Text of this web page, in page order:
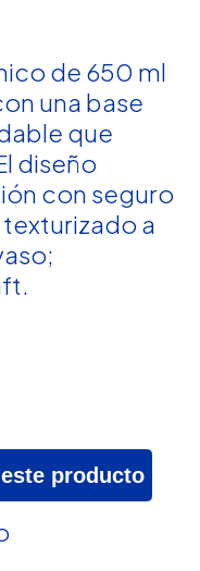
de 650 ml
una base
que
diseño
con seguro
a
producto